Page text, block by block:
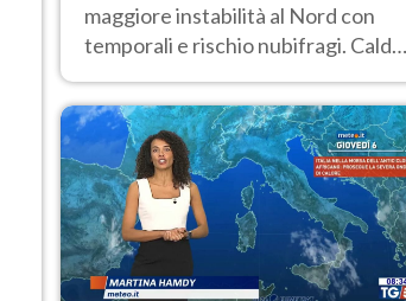
maggiore instabilità al Nord con
temporali e rischio nubifragi. Caldo
previsioni.